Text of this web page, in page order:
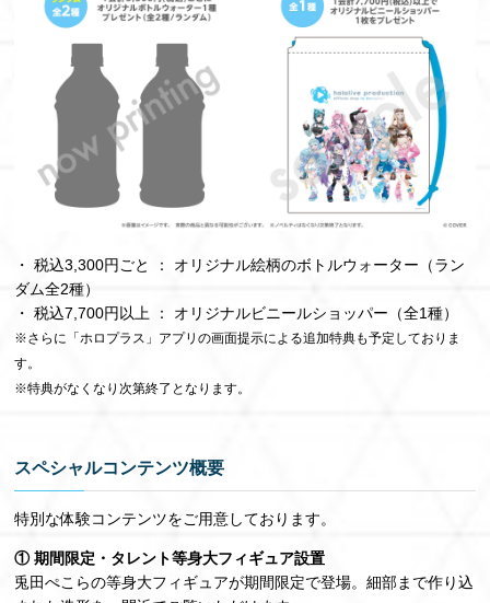
・ 税込3,300円ごと ： オリジナル絵柄のボトルウォーター（ラン
ダム全2種）
・ 税込7,700円以上 ： オリジナルビニールショッパー（全1種）
※さらに「ホロプラス」アプリの画面提示による追加特典も予定しておりま
す。
※特典がなくなり次第終了となります。
スペシャルコンテンツ概要
特別な体験コンテンツをご用意しております。
① 期間限定・タレント等身大フィギュア設置
兎田ぺこらの等身大フィギュアが期間限定で登場。細部まで作り込